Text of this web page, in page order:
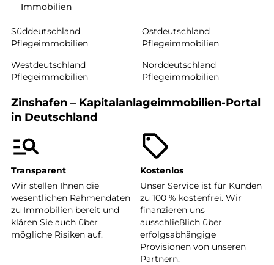
Immobilien
Süddeutschland
Pflegeimmobilien
Ostdeutschland
Pflegeimmobilien
Westdeutschland
Pflegeimmobilien
Norddeutschland
Pflegeimmobilien
Zinshafen – Kapitalanlageimmobilien-Portal
in Deutschland
Transparent
Wir stellen Ihnen die
wesentlichen Rahmendaten
zu Immobilien bereit und
klären Sie auch über
mögliche Risiken auf.
Kostenlos
Unser Service ist für Kunden
zu 100 % kostenfrei. Wir
finanzieren uns
ausschließlich über
erfolgsabhängige
Provisionen von unseren
Partnern.